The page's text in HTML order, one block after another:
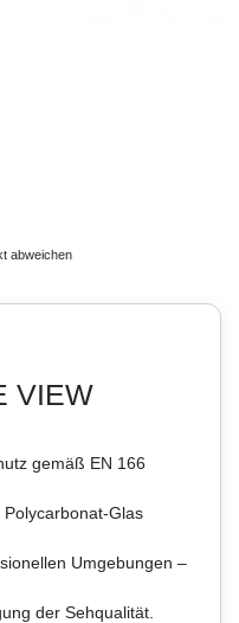
abweichen
VIEW
gemäß EN 166
Glas
Umgebungen –
der Sehqualität.